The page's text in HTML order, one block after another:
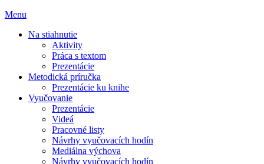
Menu
Na stiahnutie
Aktivity
Práca s textom
Prezentácie
Metodická príručka
Prezentácie ku knihe
Vyučovanie
Prezentácie
Videá
Pracovné listy
Návrhy vyučovacích hodín
Mediálna výchova
Návrhy vyučovacích hodín